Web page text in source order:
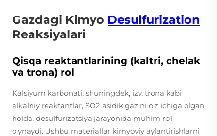
Gazdagi Kimyo Desulfurization
Reaksiyalari
Qisqa reaktantlarining (kaltri, chelak
va trona) rol
Kalsiyum karbonati, shuningdek, izv, trona kabi
alkalniy reaktantlar, SO2 asidik gazini o'z ichiga olgan
holda, desulfurizatsiya jarayonida muhim ro'l
o'ynaydi. Ushbu materiallar kimyoviy aylantirishlarni